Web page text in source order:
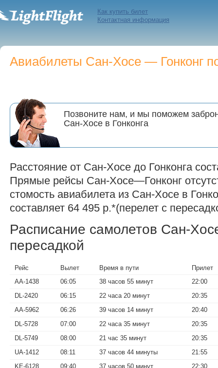
Как купить билет
Контактная информация
Авиабилеты Сан-Хосе — Гонконг
Позвоните нам, и мы поможем
Сан-Хосе в Гонконга
Расстояние от Сан-Хосе до Гонконга
Прямые рейсы Сан-Хосе—Гонконг
стомость авиабилета из Сан-Хосе в
составляет 64 495 р.*(перелет с
Расписание самолетов Сан-
пересадкой
Рейс Вылет Время в пути
Прилет
AA-1438
06:05 38 часов 55 минут
22:00
DL-2420
06:15 22 часа 20 минут
20:35
AA-5962
06:26 39 часов 14 минут
20:40
DL-5728
07:00 22 часа 35 минут
20:35
DL-5749
08:00 21 час 35 минут
20:35
UA-1412
08:11 37 часов 44 минуты
21:55
KE-6128
09:40 37 часов 50 минут
22:30